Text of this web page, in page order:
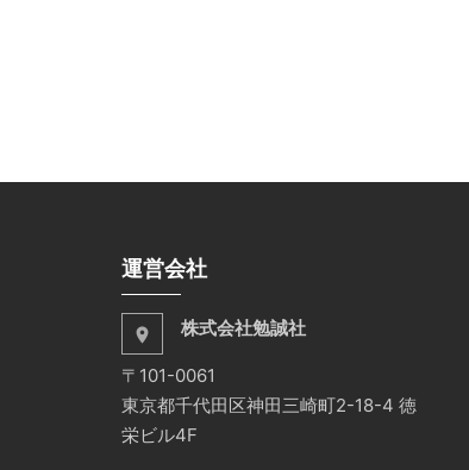
運営会社
place 株式会社勉誠社
〒101-0061
東京都千代田区神田三崎町2-18-4 徳
栄ビル4F